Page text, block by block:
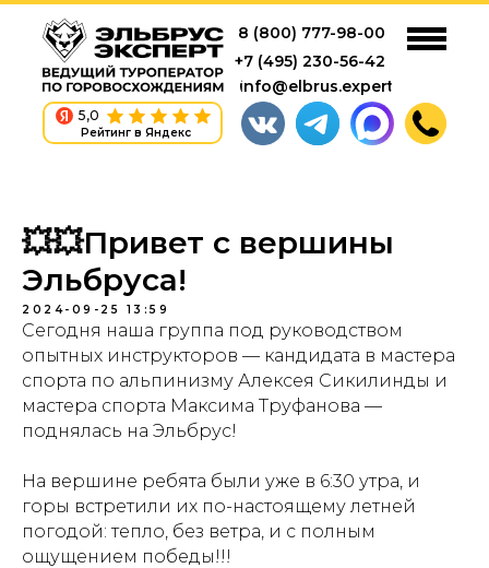
info@elbrus.expert
+7 (495) 230-56-42
8 (800) 777-98-00
5,0
Рейтинг в Яндекс
💥💥Привет с вершины
Эльбруса!
2024-09-25 13:59
Сегодня наша группа под руководством
опытных инструкторов — кандидата в мастера
спорта по альпинизму Алексея Сикилинды и
мастера спорта Максима Труфанова —
поднялась на Эльбрус!
На вершине ребята были уже в 6:30 утра, и
горы встретили их по-настоящему летней
погодой: тепло, без ветра, и с полным
ощущением победы!!!